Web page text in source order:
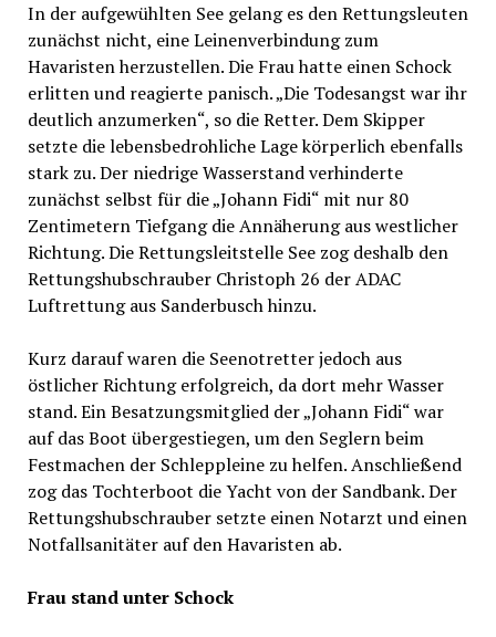
In der aufgewühlten See gelang es den Rettungsleuten
zunächst nicht, eine Leinenverbindung zum
Havaristen herzustellen. Die Frau hatte einen Schock
erlitten und reagierte panisch. „Die Todesangst war ihr
deutlich anzumerken“, so die Retter. Dem Skipper
setzte die lebensbedrohliche Lage körperlich ebenfalls
stark zu. Der niedrige Wasserstand verhinderte
zunächst selbst für die „Johann Fidi“ mit nur 80
Zentimetern Tiefgang die Annäherung aus westlicher
Richtung. Die Rettungsleitstelle See zog deshalb den
Rettungshubschrauber Christoph 26 der ADAC
Luftrettung aus Sanderbusch hinzu.
Kurz darauf waren die Seenotretter jedoch aus
östlicher Richtung erfolgreich, da dort mehr Wasser
stand. Ein Besatzungsmitglied der „Johann Fidi“ war
auf das Boot übergestiegen, um den Seglern beim
Festmachen der Schleppleine zu helfen. Anschließend
zog das Tochterboot die Yacht von der Sandbank. Der
Rettungshubschrauber setzte einen Notarzt und einen
Notfallsanitäter auf den Havaristen ab.
Frau stand unter Schock